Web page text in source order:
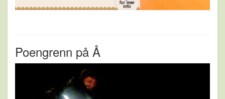
Poengrenn på Å